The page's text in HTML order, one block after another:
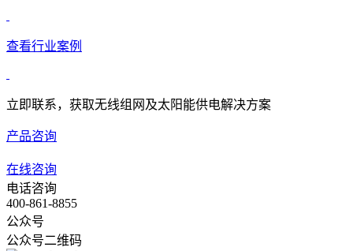
查看行业案例
立即联系，获取无线组网及太阳能供电解决方案
产品咨询
在线咨询
电话咨询
400-861-8855
公众号
公众号二维码